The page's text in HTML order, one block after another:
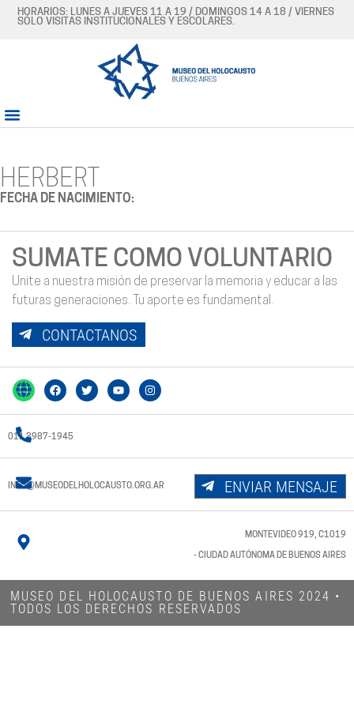
HORARIOS: LUNES A JUEVES 11 A 19 / DOMINGOS 14 A 18 / VIERNES
SÓLO VISITAS INSTITUCIONALES Y ESCOLARES.
HERBERT
FECHA DE NACIMIENTO:
SUMATE COMO VOLUNTARIO
Unite a nuestra misión de preservar la memoria y educar a las
futuras generaciones. Tu aporte es fundamental.
CONTACTANOS
011 3987-1945
INFO@MUSEODELHOLOCAUSTO.ORG.AR ENVIAR MENSAJE
MONTEVIDEO 919, C1019
- CIUDAD AUTÓNOMA DE BUENOS AIRES
MUSEO DEL HOLOCAUSTO DE BUENOS AIRES 2024​ •
TODOS LOS DERECHOS RESERVADOS